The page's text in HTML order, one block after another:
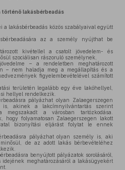
történő lakásbérbeadás
a lakásbérbeadás közös szabályaival együtt
az a személy nyújthat be
kivétellel a csatolt jövedelem- és
szociálisan rászoruló személynek,
– a rendeletben meghatározott
– nem haladja meg a megállapítás és a
figyelembevételével számított
területén legalább egy éve lakóhellyel,
hellyel rendelkezik.
pályázhat olyan Zalaegerszegen
is, akinek a lakcímnyilvántartás szerint
a városban tartózkodása.
hogy folyamatosan Zalaegerszegen lakott
bizonyítási eljárást folytat le ennek
pályázhat olyan személy is, aki
de az adott lakás bérbevételéhez
benyújtott pályázatok sorolásáról,
meghatározásáról a lakásügyekért